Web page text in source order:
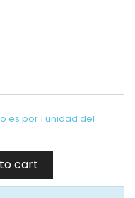
es por 1 unidad del
cart